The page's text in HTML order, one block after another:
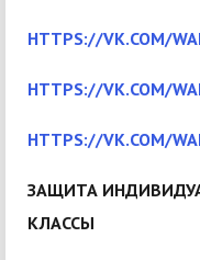
HTTPS://VK.COM/
HTTPS://VK.COM/
HTTPS://VK.COM/
ЗАЩИТА
КЛАССЫ